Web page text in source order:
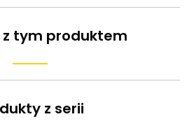
z tym produktem
z serii